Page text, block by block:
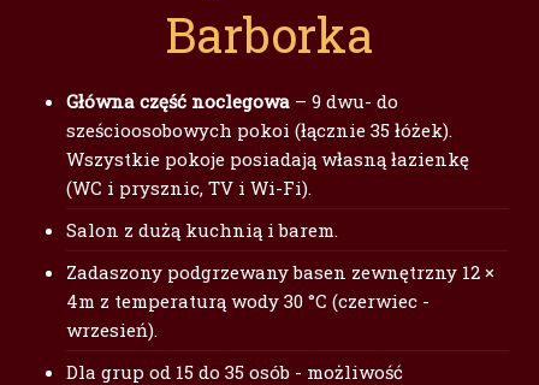
Barborka
Główna część noclegowa – 9 dwu- do
sześcioosobowych pokoi (łącznie 35 łóżek).
Wszystkie pokoje posiadają własną łazienkę
(WC i prysznic, TV i Wi-Fi).
Salon z dużą kuchnią i barem.
Zadaszony podgrzewany basen zewnętrzny 12 ×
4m z temperaturą wody 30 °C (czerwiec -
wrzesień).
Dla grup od 15 do 35 osób - możliwość